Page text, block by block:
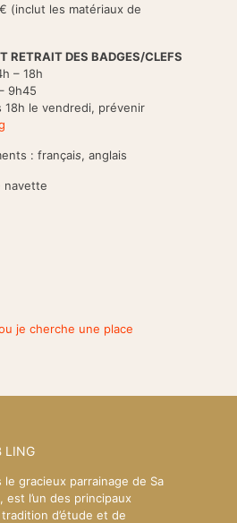
(inclut les matériaux de
RETRAIT DES BADGES/CLEFS
– 18h
9h45
18h le vendredi, prévenir
: français, anglais
navette
je cherche une place
LING
le gracieux parrainage de Sa
est l’un des principaux
d’étude et de